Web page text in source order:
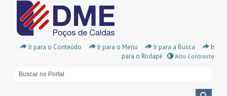
Ir para o Conteúdo Ir para o Menu Ir para a Busca
Ir
para o Rodapé
Alto Contraste